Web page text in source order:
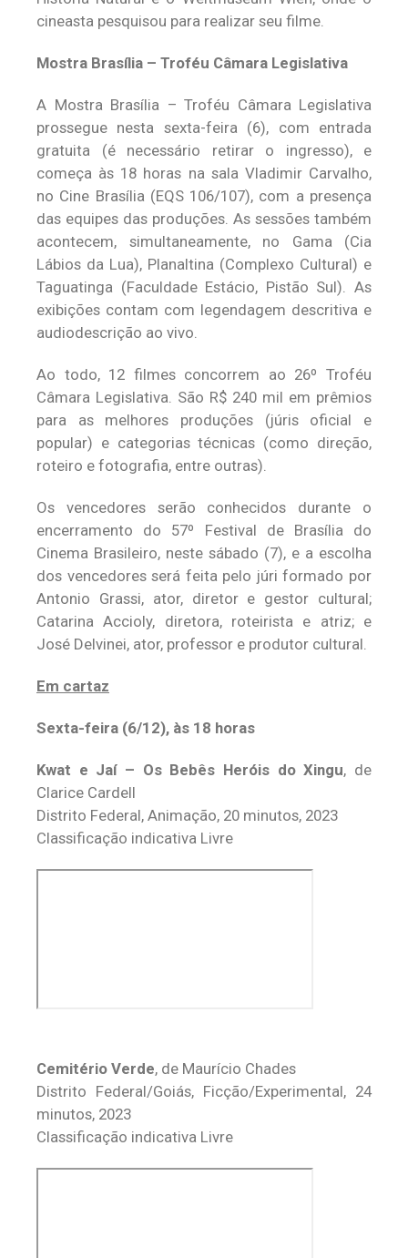
cineasta pesquisou para realizar seu filme.
Mostra Brasília – Troféu Câmara Legislativa
A Mostra Brasília – Troféu Câmara Legislativa
prossegue nesta sexta-feira (6), com entrada
gratuita (é necessário retirar o ingresso), e
começa às 18 horas na sala Vladimir Carvalho,
no Cine Brasília (EQS 106/107), com a presença
das equipes das produções. As sessões também
acontecem, simultaneamente, no Gama (Cia
Lábios da Lua), Planaltina (Complexo Cultural) e
Taguatinga (Faculdade Estácio, Pistão Sul). As
exibições contam com legendagem descritiva e
audiodescrição ao vivo.
Ao todo, 12 filmes concorrem ao 26º Troféu
Câmara Legislativa. São R$ 240 mil em prêmios
para as melhores produções (júris oficial e
popular) e categorias técnicas (como direção,
roteiro e fotografia, entre outras).
Os vencedores serão conhecidos durante o
encerramento do 57º Festival de Brasília do
Cinema Brasileiro, neste sábado (7), e a escolha
dos vencedores será feita pelo júri formado por
Antonio Grassi, ator, diretor e gestor cultural;
Catarina Accioly, diretora, roteirista e atriz; e
José Delvinei, ator, professor e produtor cultural.
Em cartaz
Sexta-feira (6/12), às 18 horas
Kwat e Jaí – Os Bebês Heróis do Xingu, de
Clarice Cardell
Distrito Federal, Animação, 20 minutos, 2023
Classificação indicativa Livre
Cemitério Verde, de Maurício Chades
Distrito Federal/Goiás, Ficção/Experimental, 24
minutos, 2023
Classificação indicativa Livre